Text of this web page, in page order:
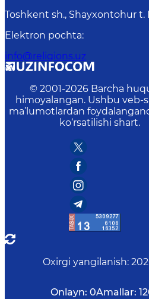
Toshkent sh., Shayxontohur t.
Elektron pochta:
info@religions.uz
© 2001-2026 Barcha
himoyalangan. Ushbu veb-
ma’lumotlardan
ko‘rsatilishi shart.
Oxirgi yangilanish:
Onlayn: 0Amallar: